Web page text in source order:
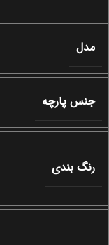
مدل
جنس پارچه
رنگ بندی